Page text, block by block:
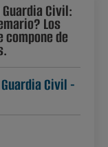
Civil:
Los
de
Civil -